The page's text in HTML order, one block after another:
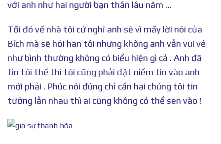
với anh như hai người bạn thân lâu năm …
Tối đó về nhà tôi cứ nghĩ anh sẽ vì mấy lời nói của
Bích mà sẽ hỏi han tôi nhưng không anh vẫn vui vẻ
như bình thường không có biểu hiện gì cả . Anh đã
tin tôi thế thì tôi cũng phải đặt niềm tin vào anh
mới phải . Phúc nói đúng chỉ cần hai chúng tôi tin
tưởng lẫn nhau thì ai cũng không có thể sen vào !